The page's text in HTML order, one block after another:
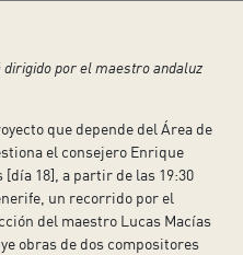
por el maestro andaluz
que depende del Área de
el consejero Enrique
18], a partir de las 19:30
un recorrido por el
del maestro Lucas Macías
obras de dos compositores